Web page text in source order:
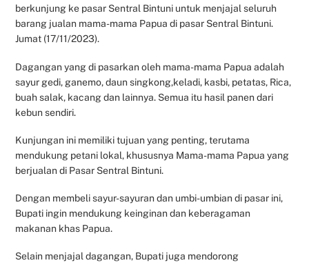
berkunjung ke pasar Sentral Bintuni untuk menjajal seluruh
barang jualan mama-mama Papua di pasar Sentral Bintuni.
Jumat (17/11/2023).
Dagangan yang di pasarkan oleh mama-mama Papua adalah
sayur gedi, ganemo, daun singkong,keladi, kasbi, petatas, Rica,
buah salak, kacang dan lainnya. Semua itu hasil panen dari
kebun sendiri.
Kunjungan ini memiliki tujuan yang penting, terutama
mendukung petani lokal, khususnya Mama-mama Papua yang
berjualan di Pasar Sentral Bintuni.
Dengan membeli sayur-sayuran dan umbi-umbian di pasar ini,
Bupati ingin mendukung keinginan dan keberagaman
makanan khas Papua.
Selain menjajal dagangan, Bupati juga mendorong